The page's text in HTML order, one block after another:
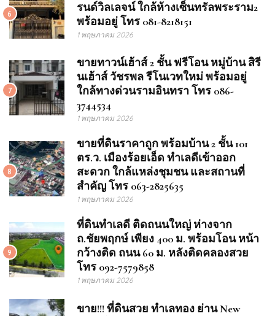
6
รนด์วิลเลจน์ ใกล้ห้างเซ็นทรัลพระราม2
พร้อมอยู่ โทร 081-8218151
1 พฤษภาคม 2026
7
ขายทาวน์เฮ้าส์ 2 ชั้น ฟรีโอน หมู่บ้าน สิรี
นเฮ้าส์ วัชรพล รีโนเวทใหม่ พร้อมอยู่
ใกล้ทางด่วนรามอินทรา โทร 086-
3744534
1 พฤษภาคม 2026
8
ขายที่ดินราคาถูก พร้อมบ้าน 2 ชั้น 101
ตร.ว. เมืองร้อยเอ็ด ทำเลดีเข้าออก
สะดวก ใกล้แหล่งชุมชน และสถานที่
สำคัญ โทร 063-2825635
1 พฤษภาคม 2026
9
ที่ดินทำเลดี ติดถนนใหญ่ ห่างจาก
ถ.ชัยพฤกษ์ เพียง 400 ม. พร้อมโอน หน้า
กว้างติด ถนน 60 ม. หลังติดคลองสวย
โทร 092-7579858
1 พฤษภาคม 2026
ขาย!!! ที่ดินสวย ทำเลทอง ย่าน New